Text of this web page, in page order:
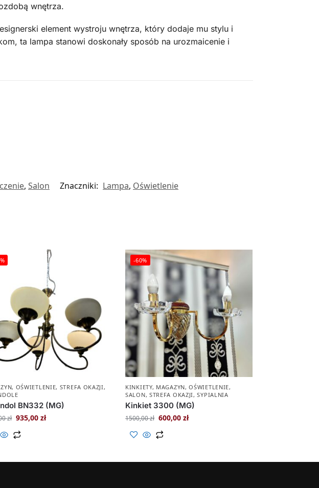
wnętrza.
element wystroju wnętrza, który dodaje mu stylu i
ta lampa stanowi doskonały sposób na urozmaicenie i
, Salon Znaczniki: Lampa, Oświetlenie
, OŚWIETLENIE, STREFA OKAZJI,
BN332 (MG)
zł 935,00zł
-60%
KINKIETY, MAGAZYN,OŚWIETLENIE,
SALON, STREFA OKAZJI,SYPIALNIA
Kinkiet 3300 (MG)
1500,00zł 600,00zł